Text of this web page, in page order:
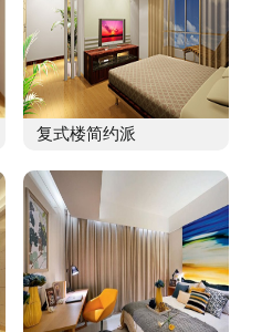
复式楼简约派